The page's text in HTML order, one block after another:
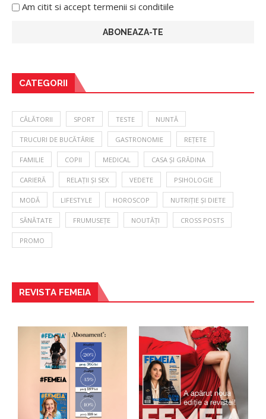
Am citit si accept termenii si conditiile
CATEGORII
CĂLĂTORII SPORT TESTE NUNTĂ
TRUCURI DE BUCĂTĂRIE GASTRONOMIE REȚETE
FAMILIE COPII MEDICAL CASA ȘI GRĂDINA
CARIERĂ RELAȚII ȘI SEX VEDETE PSIHOLOGIE
MODĂ LIFESTYLE HOROSCOP NUTRIȚIE ȘI DIETE
SĂNĂTATE FRUMUSEȚE NOUTĂȚI CROSS POSTS
PROMO
REVISTA FEMEIA